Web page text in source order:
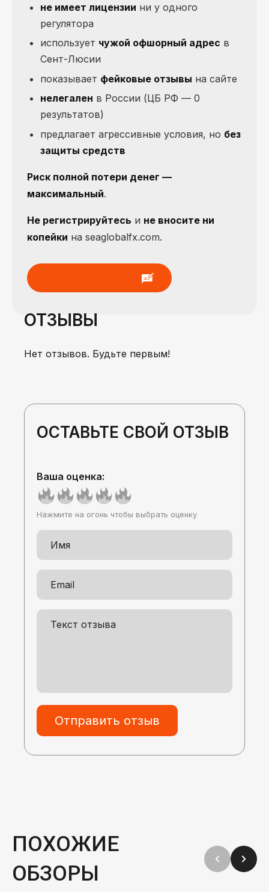
не имеет лицензии ни у одного
регулятора
использует чужой офшорный адрес в
Сент-Люсии
показывает фейковые отзывы на сайте
нелегален в России (ЦБ РФ — 0
результатов)
предлагает агрессивные условия, но без
защиты средств
Риск полной потери денег —
максимальный.
Не регистрируйтесь и не вносите ни
копейки на seaglobalfx.com.
ОТЗЫВЫ
Нет отзывов. Будьте первым!
ОСТАВЬТЕ СВОЙ ОТЗЫВ
Ваша оценка:
Нажмите на огонь чтобы выбрать оценку
Отправить отзыв
ПОХОЖИЕ
ОБЗОРЫ